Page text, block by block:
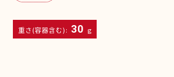
重さ(容器含む): 30 g